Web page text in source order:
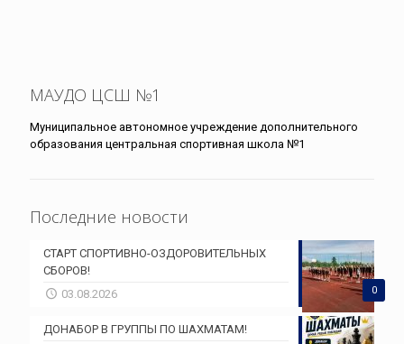
МАУДО ЦСШ №1
Муниципальное автономное учреждение дополнительного
образования центральная спортивная школа №1
Последние новости
0
СТАРТ СПОРТИВНО-ОЗДОРОВИТЕЛЬНЫХ
СБОРОВ!
03.08.2026
ДОНАБОР В ГРУППЫ ПО ШАХМАТАМ!